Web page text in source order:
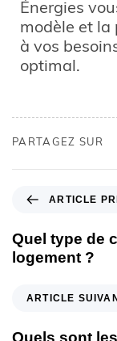
Énergies
modèle et la
à vos
optimal.
PARTAGEZ SUR
ARTICLE
Quel type de
logement ?
ARTICLE
Quels sont